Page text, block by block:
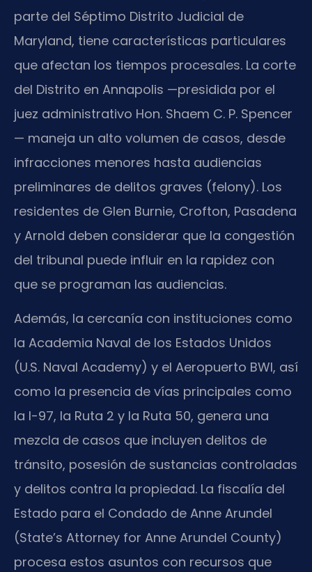
parte del Séptimo Distrito Judicial de
Maryland, tiene características particulares
que afectan los tiempos procesales. La corte
del Distrito en Annapolis —presidida por el
juez administrativo Hon. Shaem C. P. Spencer
— maneja un alto volumen de casos, desde
infracciones menores hasta audiencias
preliminares de delitos graves (felony). Los
residentes de Glen Burnie, Crofton, Pasadena
y Arnold deben considerar que la congestión
del tribunal puede influir en la rapidez con
que se programan las audiencias.
Además, la cercanía con instituciones como
la Academia Naval de los Estados Unidos
(U.S. Naval Academy) y el Aeropuerto BWI, así
como la presencia de vías principales como
la I-97, la Ruta 2 y la Ruta 50, genera una
mezcla de casos que incluyen delitos de
tránsito, posesión de sustancias controladas
y delitos contra la propiedad. La fiscalía del
Estado para el Condado de Anne Arundel
(State’s Attorney for Anne Arundel County)
procesa estos asuntos con recursos que